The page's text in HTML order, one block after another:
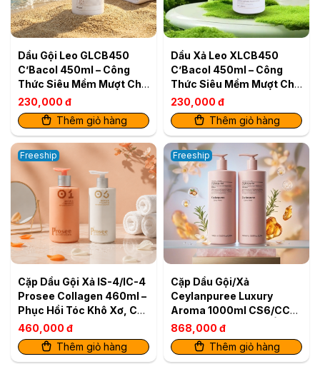
Dầu Gội Leo GLCB450
C’Bacol 450ml – Công
Thức Siêu Mềm Mượt Cho
Tóc Khỏe Bóng
230,000 đ
Thêm giỏ hàng
Dầu Xả Leo XLCB450
C’Bacol 450ml – Công
Thức Siêu Mềm Mượt Cho
Tóc Khỏe Bóng
230,000 đ
Thêm giỏ hàng
Freeship
Cặp Dầu Gội Xả IS-4/IC-4
Prosee Collagen 460ml –
Phục Hồi Tóc Khô Xơ, Chẻ
Ngọn & Gãy Rụng
460,000 đ
Thêm giỏ hàng
Freeship
Cặp Dầu Gội/Xả
Ceylanpuree Luxury
Aroma 1000ml CS6/CC6
– Phục Hồi & Dưỡng Ẩm
Cho Mái Tóc Mềm Mượt
Chuẩn Salon
868,000 đ
Thêm giỏ hàng